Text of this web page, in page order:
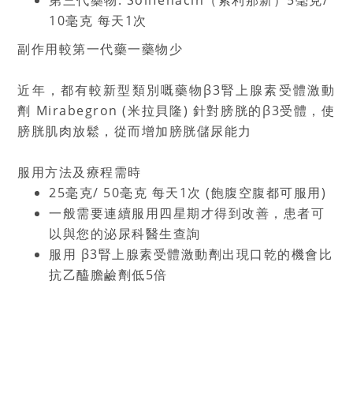
10毫克 每天1次
副作用較第一代藥一藥物少
近年，都有較新型類別嘅藥物β3腎上腺素受體激動
劑 Mirabegron (米拉貝隆) 針對膀胱的β3受體，使
膀胱肌肉放鬆，從而增加膀胱儲尿能力
服用方法及療程需時
25毫克/ 50毫克 每天1次 (飽腹空腹都可服用)
一般需要連續服用四星期才得到改善，患者可
以與您的泌尿科醫生查詢
服用 β3腎上腺素受體激動劑出現口乾的機會比
抗乙醯膽鹼劑低5倍